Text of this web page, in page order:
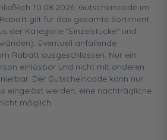
10.08.2026. Gutscheincode im
gilt für das gesamte Sortiment
der Kategorie "Einzelstücke" und
Eventuell anfallende
Rabatt ausgeschlossen. Nur ein
einlösbar und nicht mit anderen
Der Gutscheincode kann nur
eingelöst werden, eine nachträgliche
möglich.